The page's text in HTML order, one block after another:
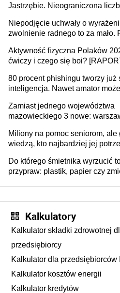
Jastrzębie. Nieograniczona
Niepodjęcie uchwały o
zwolnienie radnego to za mało.
rozstrzygać sprawy
Aktywność fizyczna Polaków
ćwiczy i czego się boi?
80 procent phishingu tworzy już
inteligencja. Nawet amator
Zamiast jednego województwa
mazowieckiego 3 nowe:
Europie nie ma tak dużych
stołecznych
Miliony na pomoc seniorom, ale
wiedzą, kto najbardziej jej
Do którego śmietnika wyrzucić
przypraw: plastik, papier czy
Kalkulatory
Kalkulator składki zdrowotnej
przedsiębiorcy
Kalkulator dla przedsiębiorców
Kalkulator kosztów energii
Kalkulator kredytów